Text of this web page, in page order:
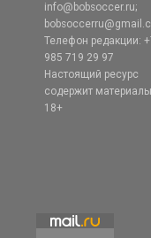
info@bobsoccer.ru;
Телефон редакции:
985 719 29 97
Настоящий ресурс
содержит
18+